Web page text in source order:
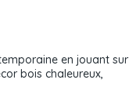
en jouant sur
bois chaleureux,